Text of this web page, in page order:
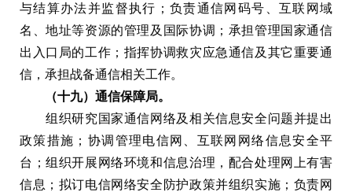
与结算办法并监督执行；负责通信网码号、互联网域
名、地址等资源的管理及国际协调；承担管理国家通信
出入口局的工作；指挥协调救灾应急通信及其它重要通
信，承担战备通信相关工作。
（十九）通信保障局。
组织研究国家通信网络及相关信息安全问题并提出
政策措施；协调管理电信网、互联网网络信息安全平
台；组织开展网络环境和信息治理，配合处理网上有害
信息；拟订电信网络安全防护政策并组织实施；负责网